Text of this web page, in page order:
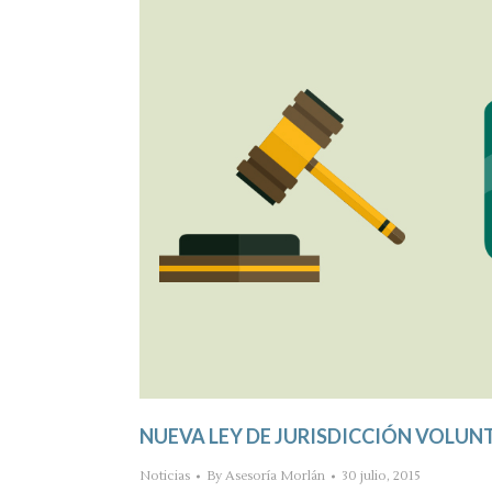
NUEVA LEY DE JURISDICCIÓN
Noticias By Asesoría Morlán 30 julio, 2015